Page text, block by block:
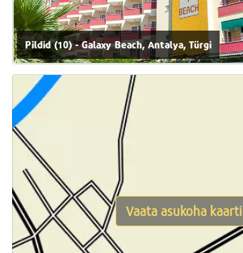
Pildid (10) - Galaxy Beach, Antalya, Türgi
Vaata asukoha kaarti